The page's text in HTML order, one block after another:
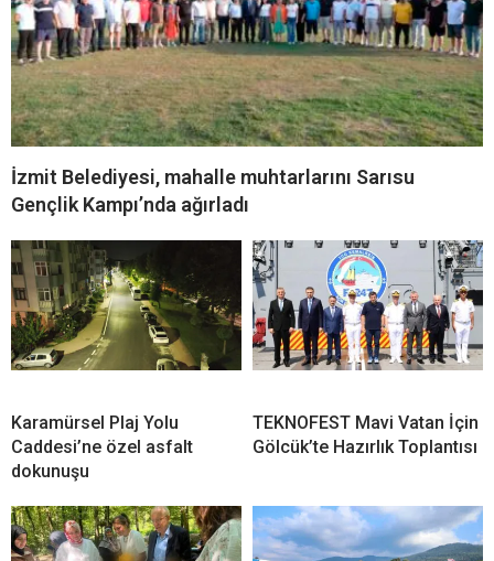
İzmit Belediyesi, mahalle muhtarlarını Sarısu
Gençlik Kampı’nda ağırladı
Karamürsel Plaj Yolu
Caddesi’ne özel asfalt
dokunuşu
TEKNOFEST Mavi Vatan İçin
Gölcük’te Hazırlık Toplantısı